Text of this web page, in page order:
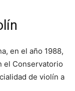
en el año 1988,
el Conservatorio
de violín a